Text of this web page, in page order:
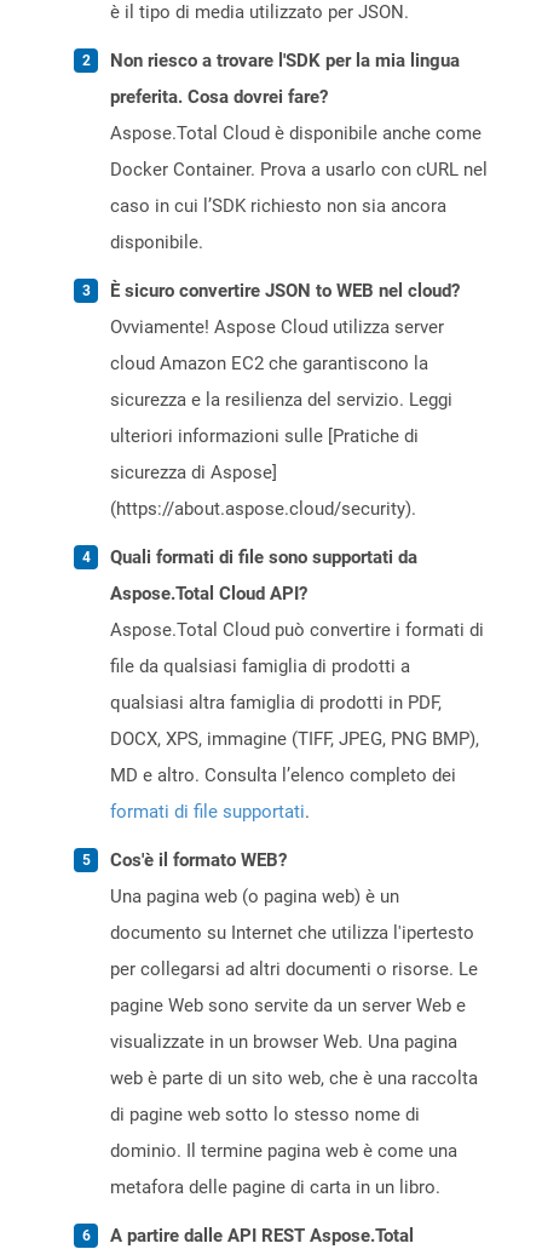
è il tipo di media utilizzato per JSON.
Non riesco a trovare l'SDK per la mia lingua
preferita. Cosa dovrei fare?
Aspose.Total Cloud è disponibile anche come
Docker Container. Prova a usarlo con cURL nel
caso in cui l’SDK richiesto non sia ancora
disponibile.
È sicuro convertire JSON to WEB nel cloud?
Ovviamente! Aspose Cloud utilizza server
cloud Amazon EC2 che garantiscono la
sicurezza e la resilienza del servizio. Leggi
ulteriori informazioni sulle [Pratiche di
sicurezza di Aspose]
(https://about.aspose.cloud/security).
Quali formati di file sono supportati da
Aspose.Total Cloud API?
Aspose.Total Cloud può convertire i formati di
file da qualsiasi famiglia di prodotti a
qualsiasi altra famiglia di prodotti in PDF,
DOCX, XPS, immagine (TIFF, JPEG, PNG BMP),
MD e altro. Consulta l’elenco completo dei
formati di file supportati.
Cos'è il formato WEB?
Una pagina web (o pagina web) è un
documento su Internet che utilizza l'ipertesto
per collegarsi ad altri documenti o risorse. Le
pagine Web sono servite da un server Web e
visualizzate in un browser Web. Una pagina
web è parte di un sito web, che è una raccolta
di pagine web sotto lo stesso nome di
dominio. Il termine pagina web è come una
metafora delle pagine di carta in un libro.
A partire dalle API REST Aspose.Total